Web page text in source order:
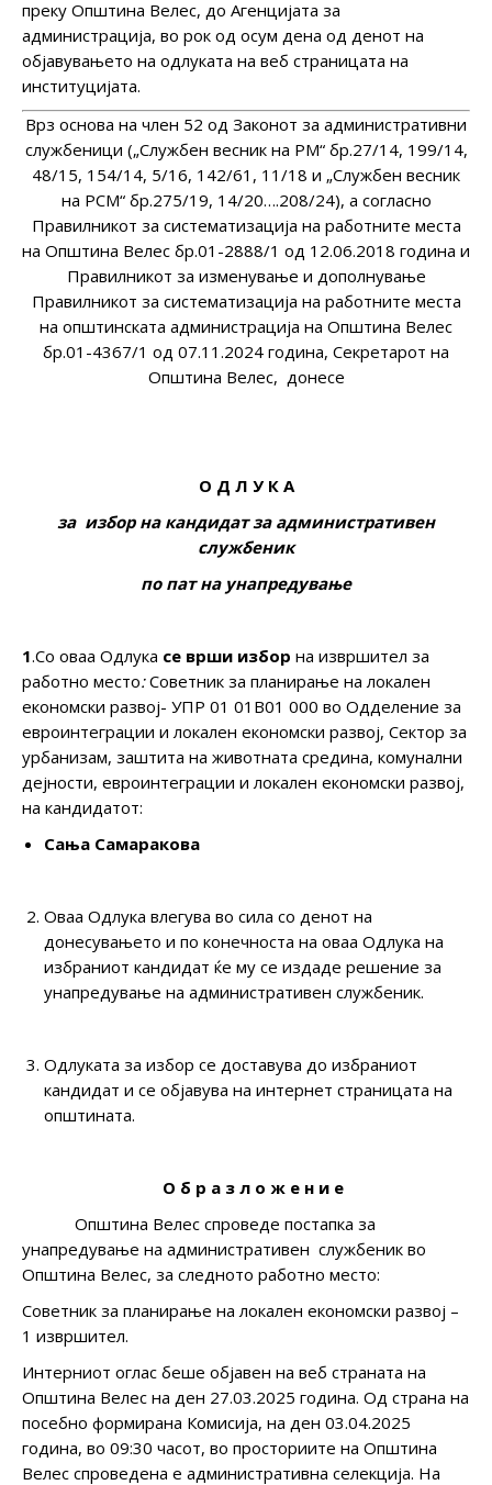
преку Општина Велес, до Агенцијата за
администрација, во рок од осум дена од денот на
објавувањето на одлуката на веб страницата на
институцијата.
Врз основа на член 52 од Законот за административни
службеници („Службен весник на РМ“ бр.27/14, 199/14,
48/15, 154/14, 5/16, 142/61, 11/18 и „Службен весник
на РСМ“ бр.275/19, 14/20….208/24), а согласно
Правилникот за систематизација на работните места
на Општина Велес бр.01-2888/1 од 12.06.2018 година и
Правилникот за изменување и дополнување
Правилникот за систематизација на работните места
на општинската администрација на Општина Велес
бр.01-4367/1 од 07.11.2024 година, Секретарот на
Општина Велес, донесе
О Д Л У К А
за избор на кандидатза административен
службеник
по пат на унапредување
1.Со оваа Одлука се врши избор на извршител за
работно место:Советник за планирање на локален
економски развој- УПР 01 01В01 000 во Одделение за
евроинтеграции и локален економски развој, Сектор за
урбанизам, заштита на животната средина, комунални
дејности, евроинтеграции и локален економски развој,
на кандидатот:
Сања Самаракова
Оваа Одлука влегува во сила со денот на
донесувањето и по конечноста на оваа Одлука на
избраниот кандидат ќе му се издаде решение за
унапредување на административен службеник.
Одлуката за избор се доставува до избраниот
кандидат и се објавува на интернет страницата на
општината.
О б р а з л о ж е н и е
Општина Велес спроведе постапка за
унапредување на административен службеник во
Општина Велес, за следнoто работнo местo:
Советник за планирање на локален економски развој –
1 извршител.
Интерниот оглас беше објавен на веб страната на
Општина Велес на ден 27.03.2025 година. Од страна на
посебно формирана Комисија, на ден 03.04.2025
година, во 09:30 часот, во просториите на Општина
Велес спроведена е административна селекција. На